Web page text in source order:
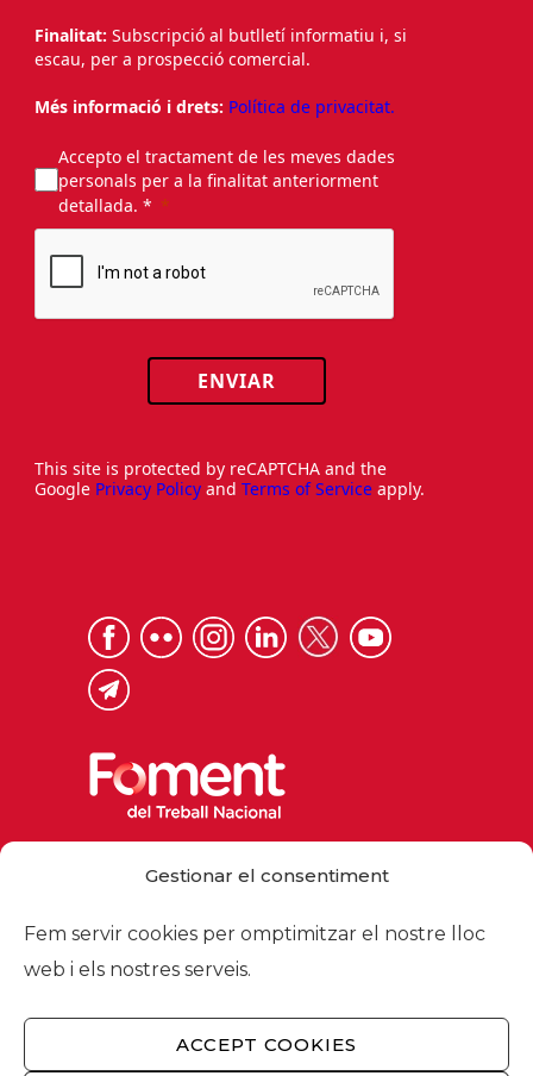
Gestionar el consentiment
Fem servir cookies per omptimitzar el nostre lloc
web i els nostres serveis.
ACCEPT COOKIES
Finalitat: Subscripció al butlletí informatiu i, si
escau, per a prospecció comercial.
Més informació i drets: Política de privacitat.
Accepto el tractament de les meves dades
personals per a la finalitat anteriorment
detallada. *
ENVIAR
This site is protected by reCAPTCHA and the
Google Privacy Policy and Terms of Service apply.
foment@foment.com
© 2026 - Foment del Treball Nacional